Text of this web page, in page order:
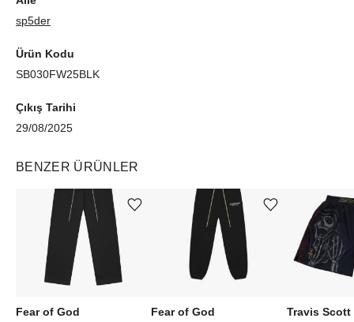
sp5der
Ürün Kodu
SB030FW25BLK
Çıkış Tarihi
29/08/2025
BENZER ÜRÜNLER
Fear of God
Ürünü istek listesine ekle veya listeden çıkar
Fear of God
Ürünü istek listesine ekle veya listeden çıkar
Travis Scott